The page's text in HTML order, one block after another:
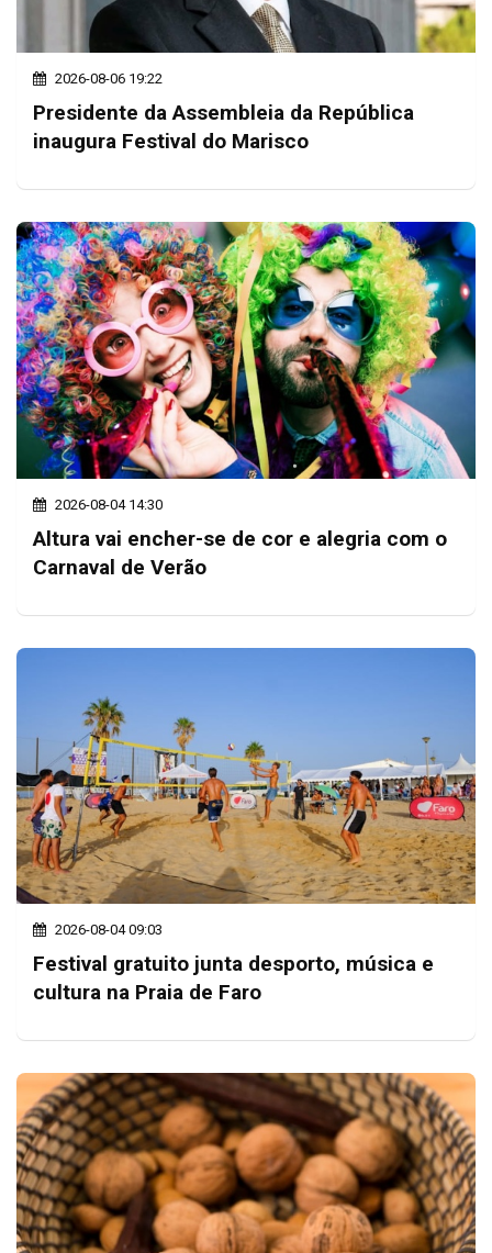
2026-08-06 19:22
Presidente da Assembleia da República
inaugura Festival do Marisco
2026-08-04 14:30
Altura vai encher-se de cor e alegria com o
Carnaval de Verão
2026-08-04 09:03
Festival gratuito junta desporto, música e
cultura na Praia de Faro